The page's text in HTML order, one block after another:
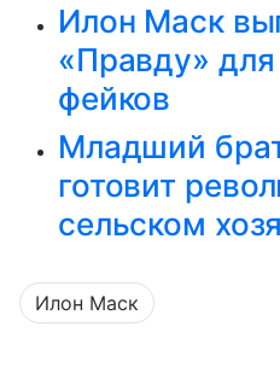
Илон Маск
«Правду»
фейков
Младший
готовит
сельском
Илон Маск